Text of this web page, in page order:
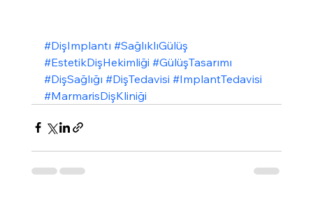
#DişImplantı #SağlıklıGülüş
#EstetikDişHekimliği #GülüşTasarımı
#DişSağlığı #DişTedavisi #ImplantTedavisi
#MarmarisDişKliniği